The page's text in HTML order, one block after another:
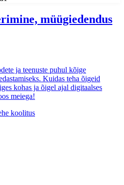
müügiedendus
ja teenuste puhul kõige
Kuidas teha õigeid
kohas ja õigel ajal digitaalses
meiega!
koolitus